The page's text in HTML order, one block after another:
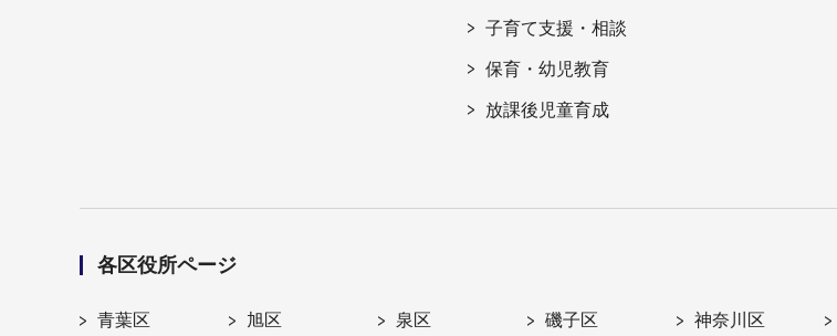
子育て支援・相談
保育・幼児教育
放課後児童育成
各区役所ページ
青葉区 旭区 泉区 磯子区 神奈川区